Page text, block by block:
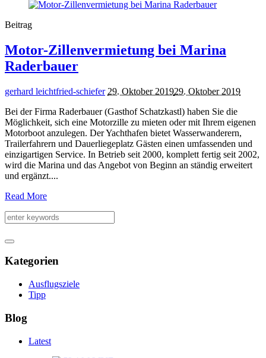
Beitrag
Motor-Zillenvermietung bei Marina
Raderbauer
gerhard leichtfried-schiefer 29. Oktober 201929. Oktober 2019
Bei der Firma Raderbauer (Gasthof Schatzkastl) haben Sie die
Möglichkeit, sich eine Motorzille zu mieten oder mit Ihrem eigenen
Motorboot anzulegen. Der Yachthafen bietet Wasserwanderern,
Trailerfahrern und Dauerliegeplatz Gästen einen umfassenden und
einzigartigen Service. In Betrieb seit 2000, komplett fertig seit 2002,
wird die Marina und das Angebot von Beginn an ständig erweitert
und ergänzt....
Read More
Kategorien
Ausflugsziele
Tipp
Blog
Latest